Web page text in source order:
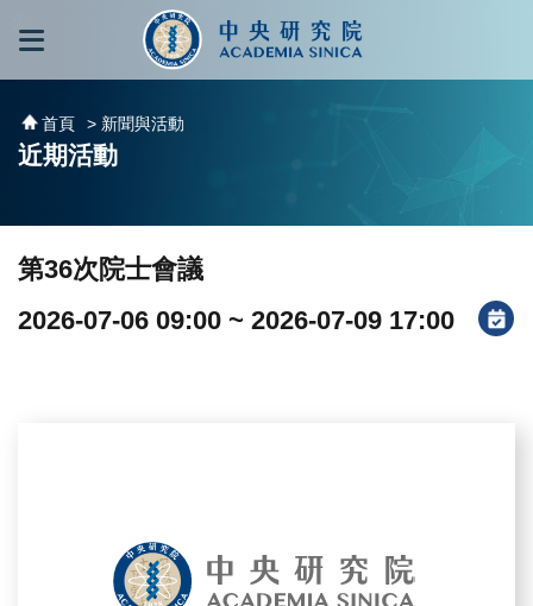
跳到主要內容區塊
首頁 > 新聞與活動
近期活動
第36次院士會議
2026-07-06 09:00 ~ 2026-07-09 17:00